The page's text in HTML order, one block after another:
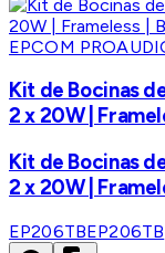
EPCOM
Kit de Bocinas
2 x 20W |
Kit de Bocinas
2 x 20W |
EP206TBEP206TB